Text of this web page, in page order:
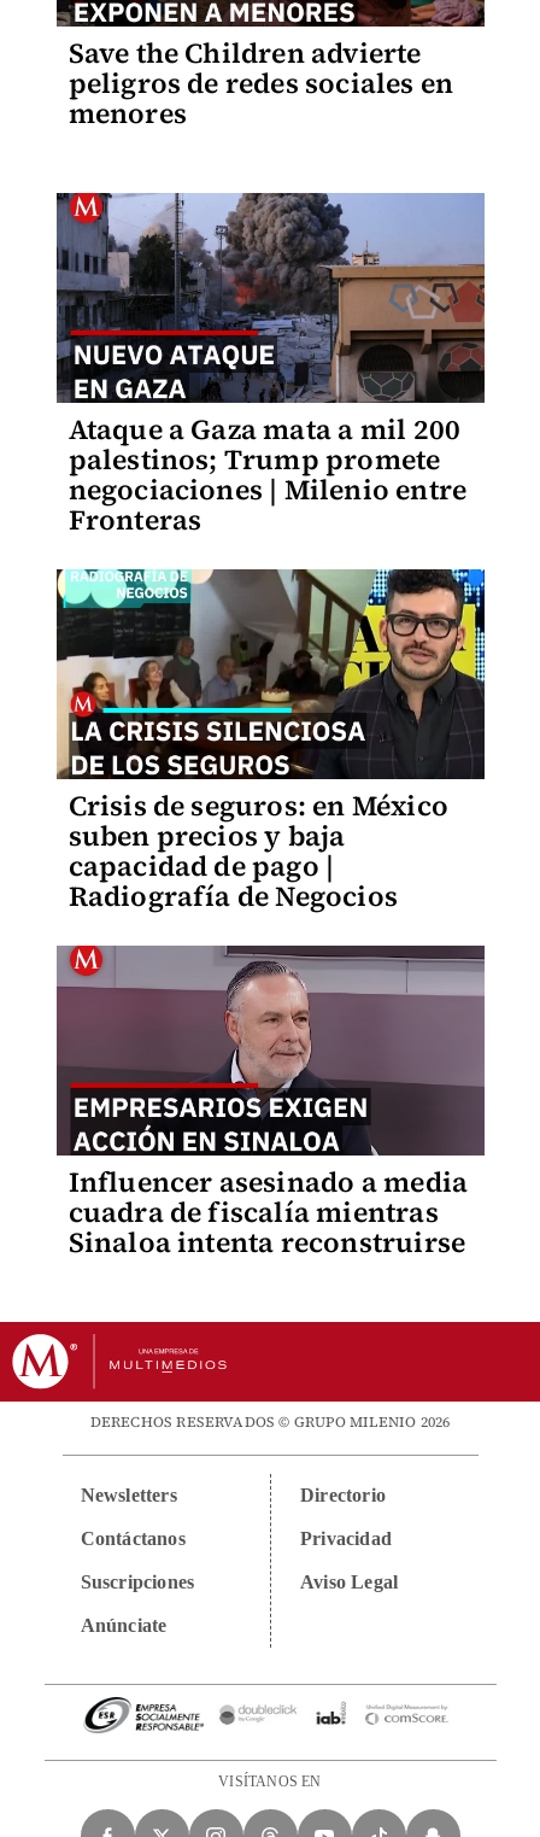
Save the Children advierte
peligros de redes sociales en
menores
Ataque a Gaza mata a mil 200
palestinos; Trump promete
negociaciones | Milenio entre
Fronteras
Crisis de seguros: en México
suben precios y baja
capacidad de pago |
Radiografía de Negocios
Influencer asesinado a media
cuadra de fiscalía mientras
Sinaloa intenta reconstruirse
DERECHOS RESERVADOS © GRUPO MILENIO 2026
Newsletters
Contáctanos
Suscripciones
Anúnciate
Directorio
Privacidad
Aviso Legal
VISÍTANOS EN